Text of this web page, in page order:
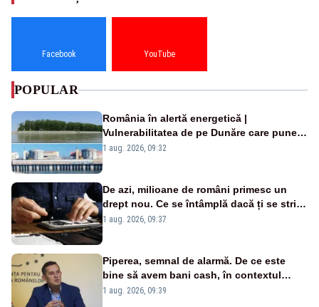
Facebook YouTube
POPULAR
România în alertă energetică |
Vulnerabilitatea de pe Dunăre care pune
în pericol Centrala Cernavodă era
1 aug. 2026, 09:32
De azi, milioane de români primesc un
drept nou. Ce se întâmplă dacă ți se strică
un produs
1 aug. 2026, 09:37
Piperea, semnal de alarmă. De ce este
bine să avem bani cash, în contextul
alertei energetice?
1 aug. 2026, 09:39